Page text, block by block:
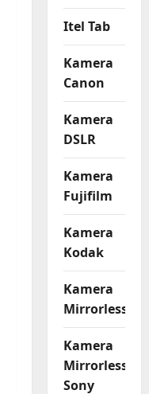
Itel Tab
Kamera
Canon
Kamera
DSLR
Kamera
Fujifilm
Kamera
Kodak
Kamera
Mirrorless
Kamera
Mirrorless
Sony